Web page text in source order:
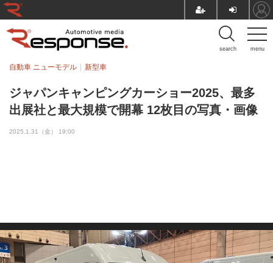
menu
search
ジャパンキャンピングカーショー2025、最多
出展社と最大規模で開幕 12枚目の写真・画像
自動車 ニューモデル 新型車
2025.1.31（金） 19:00